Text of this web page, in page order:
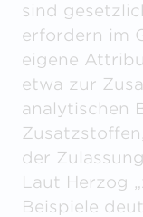
sind
erfordern im
eigene
etwa zur
analytischen
der
Laut Herzog
Beispiele